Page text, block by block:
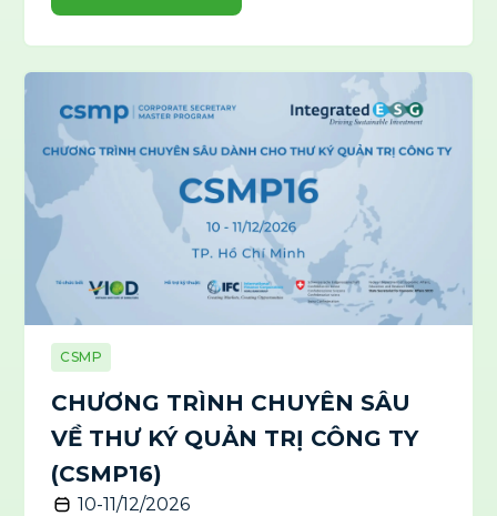
CSMP
CHƯƠNG TRÌNH CHUYÊN SÂU
VỀ THƯ KÝ QUẢN TRỊ CÔNG TY
(CSMP16)
10-11/12/2026